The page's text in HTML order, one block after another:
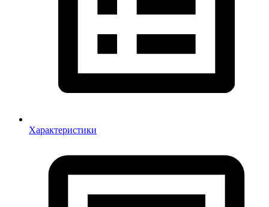
Характеристики